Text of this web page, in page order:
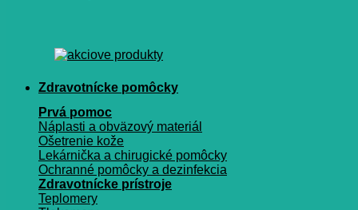
Zdravotnícke pomôcky
Prvá pomoc
Náplasti a obväzový materiál
Ošetrenie kože
Lekárnička a chirugické pomôcky
Ochranné pomôcky a dezinfekcia
Zdravotnícke prístroje
Teplomery